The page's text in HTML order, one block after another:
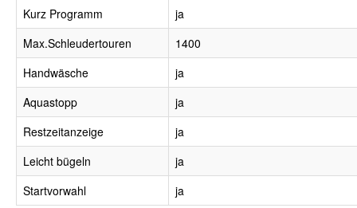
Kurz Programm
ja
Max.Schleudertouren
1400
Handwäsche
ja
Aquastopp
ja
Restzeitanzeige
ja
Leicht bügeln
ja
Startvorwahl
ja